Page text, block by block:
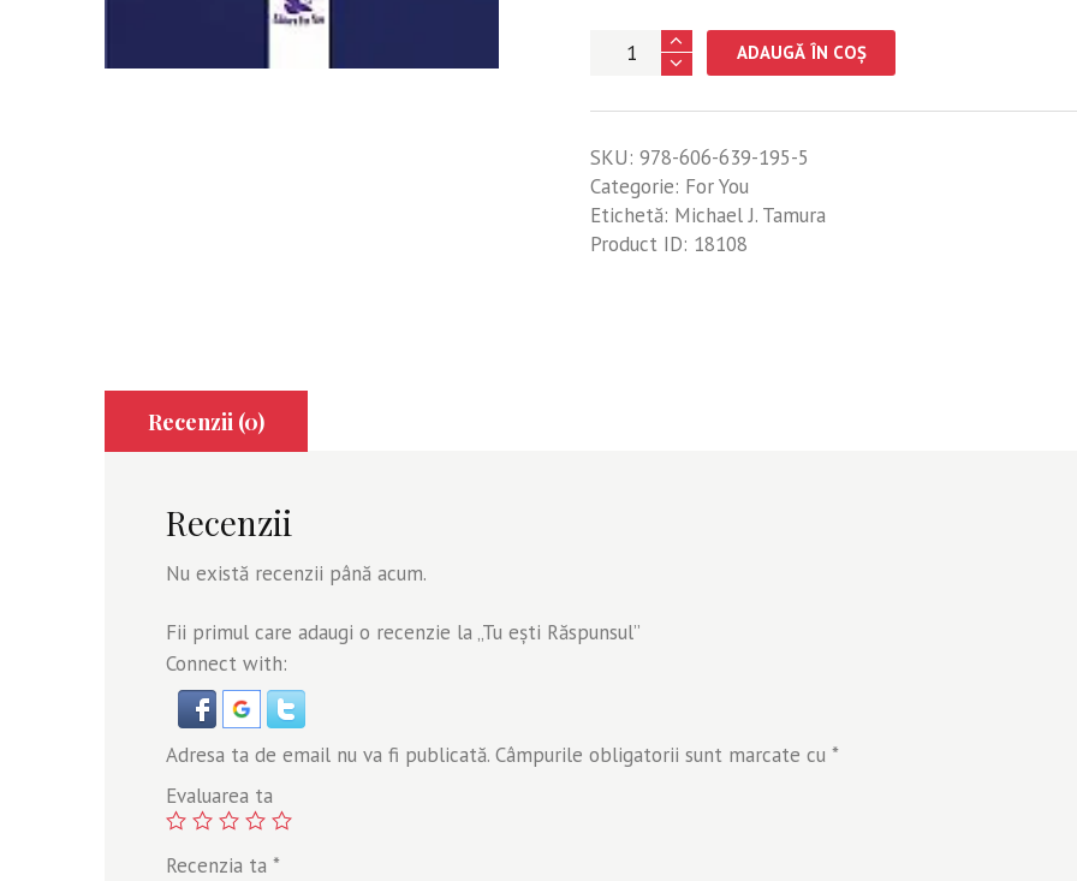
Cantitate
ADAUGĂ ÎN COȘ
SKU: 978-606-639-195-5
Categorie: For You
Etichetă: Michael J. Tamura
Product ID: 18108
Recenzii (0)
Recenzii
Nu există recenzii până acum.
Fii primul care adaugi o recenzie la „Tu eşti Răspunsul”
Connect with:
Adresa ta de email nu va fi publicată. Câmpurile obligatorii sunt marcate cu *
Evaluarea ta
Recenzia ta *